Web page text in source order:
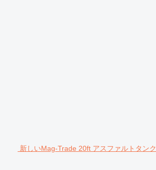
新しいMag-Trade 20ft アスファルトタンク